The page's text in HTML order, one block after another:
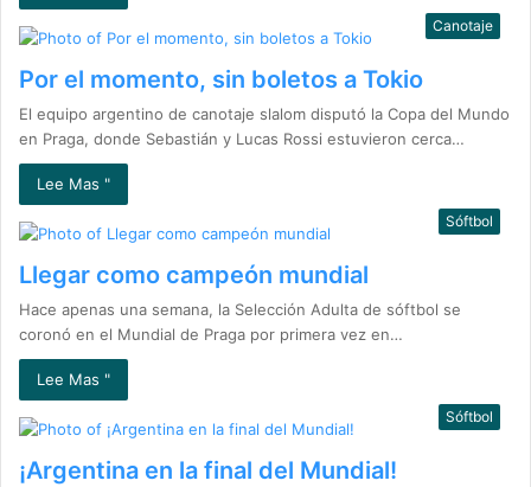
Canotaje
Por el momento, sin boletos a Tokio
El equipo argentino de canotaje slalom disputó la Copa del Mundo
en Praga, donde Sebastián y Lucas Rossi estuvieron cerca…
Lee Mas "
Sóftbol
Llegar como campeón mundial
Hace apenas una semana, la Selección Adulta de sóftbol se
coronó en el Mundial de Praga por primera vez en…
Lee Mas "
Sóftbol
¡Argentina en la final del Mundial!